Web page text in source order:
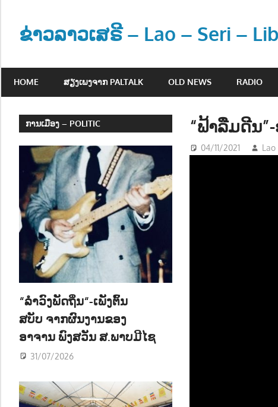
contentຂ່າວລາວເສຣີ – Lao – Seri –
ວ
ະ
ຂ່
າ
ວ
າ
HOME ສຽງເພງຈາກ PALTALK OLD NEWS RADIO
“ຟ້າລືມດີນ
04/11/2021
ການເມືອງ – POLITIC
“ລຳວົງພັດຖິ່ນ“-ເພັງຕົ້ນ
ສບັບ ຈາກຜົນງານຂອງ
ອາຈານ ພົງສວັນ ສ.ພາບມີໄຊ
31/07/2026